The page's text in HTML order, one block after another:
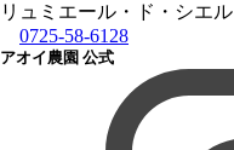
リュミエール・ド・シエル
0725-58-6128
アオイ農園 公式